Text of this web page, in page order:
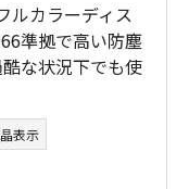
ルカラーディス
準拠で高い防塵
な状況下でも使
表示